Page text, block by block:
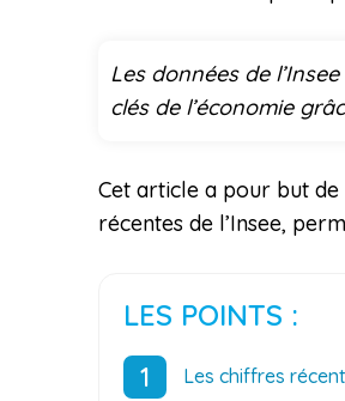
Les données de
clés de l’économie
Cet article a pour but de
récentes de l’Insee,
LES POINTS :
Les chiffres